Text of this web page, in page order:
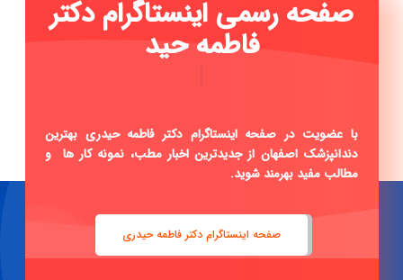
صفحه رسمی اینستاگرام دکتر
فاطمه حیدری ...
|
با عضویت در صفحه اینستاگرام دکتر فاطمه حیدری بهترین
دندانپزشک اصفهان از جدیدترین اخبار مطب، نمونه کار ها و
مطالب مفید بهرمند شوید.
صفحه اینستاگرام دکتر فاطمه حیدری